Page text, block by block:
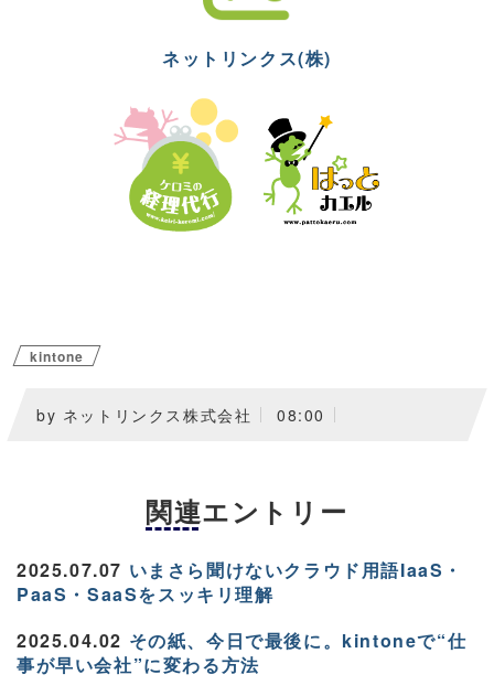
ネットリンクス(株)
kintone
by ネットリンクス株式会社 08:00
関連エントリー
2025.07.07 いまさら聞けないクラウド用語IaaS・
PaaS・SaaSをスッキリ理解
2025.04.02 その紙、今日で最後に。kintoneで“仕
事が早い会社”に変わる方法